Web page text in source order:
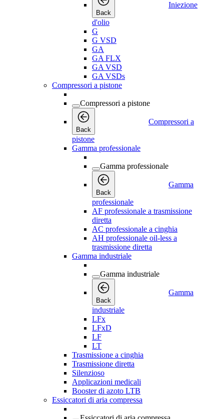
Back
Iniezione
d'olio
G
G VSD
GA
GA FLX
GA VSD
GA VSDs
Compressori a pistone
Compressori a pistone
Back
Compressori a
pistone
Gamma professionale
Gamma professionale
Back
Gamma
professionale
AF professionale a trasmissione
diretta
AC professionale a cinghia
AH professionale oil-less a
trasmissione diretta
Gamma industriale
Gamma industriale
Back
Gamma
industriale
LFx
LFxD
LF
LT
Trasmissione a cinghia
Trasmissione diretta
Silenzioso
Applicazioni medicali
Booster di azoto LTB
Essiccatori di aria compressa